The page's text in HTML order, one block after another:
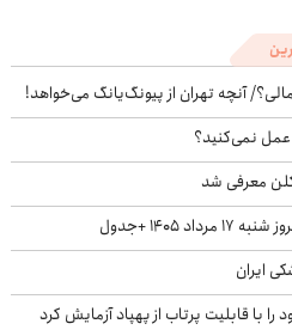
آنچه تهران از پیونگ‌یانگ می‌خواهد!
عمل نمی‌کنید؟
معرفی شد
+جدول
ایران
با قابلیت پرتاب از پهپاد آزمایش کرد